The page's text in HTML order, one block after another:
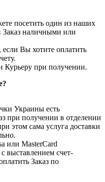
посетить один из наших
Заказ наличными или
Вы хотите оплатить
Курьеру при получении.
Украины есть
при получении в отделении
этом сама услуга доставки
или MasterCard
выставлением счет-
Заказ по